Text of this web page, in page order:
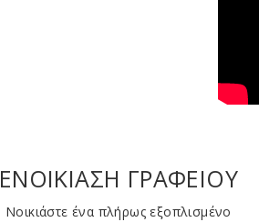
ΕΝΟΙΚΙΑΣΗ ΓΡΑΦΕΙΟΥ
Νοικιάστε ένα πλήρως εξοπλισμένο